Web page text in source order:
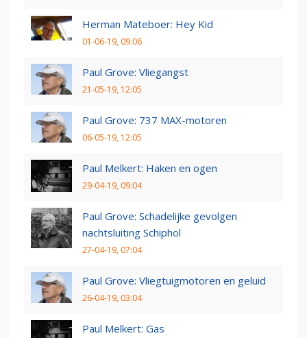
Herman Mateboer: Hey Kid
01-06-19, 09:06
Paul Grove: Vliegangst
21-05-19, 12:05
Paul Grove: 737 MAX-motoren
06-05-19, 12:05
Paul Melkert: Haken en ogen
29-04-19, 09:04
Paul Grove: Schadelijke gevolgen
nachtsluiting Schiphol
27-04-19, 07:04
Paul Grove: Vliegtuigmotoren en geluid
26-04-19, 03:04
Paul Melkert: Gas